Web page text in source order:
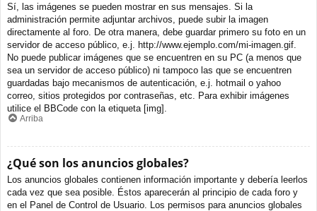
Sí, las imágenes se pueden mostrar en sus mensajes. Si la
administración permite adjuntar archivos, puede subir la imagen
directamente al foro. De otra manera, debe guardar primero su foto en un
servidor de acceso público, e.j. http://www.ejemplo.com/mi-imagen.gif.
No puede publicar imágenes que se encuentren en su PC (a menos que
sea un servidor de acceso público) ni tampoco las que se encuentren
guardadas bajo mecanismos de autenticación, e.j. hotmail o yahoo
correo, sitios protegidos por contraseñas, etc. Para exhibir imágenes
utilice el BBCode con la etiqueta [img].
Arriba
¿Qué son los anuncios globales?
Los anuncios globales contienen información importante y debería leerlos
cada vez que sea posible. Éstos aparecerán al principio de cada foro y
en el Panel de Control de Usuario. Los permisos para anuncios globales